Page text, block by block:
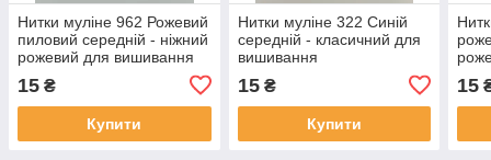
Нитки муліне 962 Рожевий
пиловий середній - ніжний
рожевий для вишивання
15 ₴
Купити
Нитки муліне 322 Синій
середній - класичний для
вишивання
15₴
Купити
15